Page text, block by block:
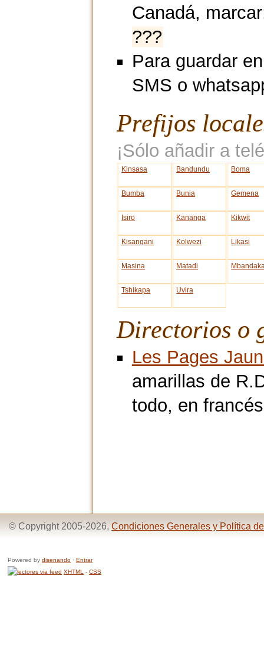
Canadá,
???
Para guardar
SMS o
Prefijos
¡Sólo añadir a
Kinsasa Bandundu Boma
Bumba Bunia Gemena
Isiro Kananga Kikwit
Kisangani Kolwezi Likasi
Masina Matadi
Tshikapa Uvira
Directorios o
Les Pages
amarillas de
todo, en
© Copyright 2005-2026, Condiciones Generales y Política
Powered by disenando · Entrar
XHTML
- CSS